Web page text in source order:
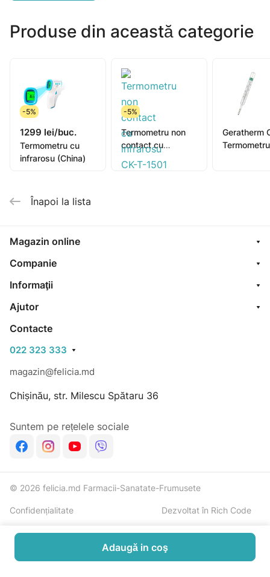
joc.
Produse din această categorie
-5%
1299 lei/buc.
Termometru cu
infrarosu (China)
-5%
Termometru non
contact cu
1501
Geratherm
Termometru
Înapoi la lista
Magazin online
Companie
Informaţii
Ajutor
Contacte
022 323 333
magazin@felicia.md
Chișinău, str. Milescu Spătaru 36
Suntem pe rețelele sociale
© 2026 felicia.md Farmacii-Sanatate-Frumusete
Confidențialitate Dezvoltat în Rich Code
Adaugă in coş